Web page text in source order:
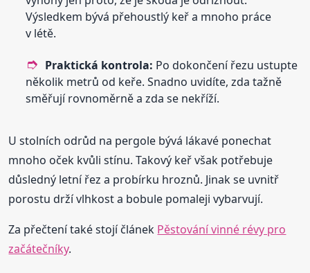
Výsledkem bývá přehoustlý keř a mnoho práce
v létě.
Praktická kontrola: Po dokončení řezu ustupte
několik metrů od keře. Snadno uvidíte, zda tažně
směřují rovnoměrně a zda se nekříží.
U stolních odrůd na pergole bývá lákavé ponechat
mnoho oček kvůli stínu. Takový keř však potřebuje
důsledný letní řez a probírku hroznů. Jinak se uvnitř
porostu drží vlhkost a bobule pomaleji vybarvují.
Za přečtení také stojí článek Pěstování vinné révy pro
začátečníky.